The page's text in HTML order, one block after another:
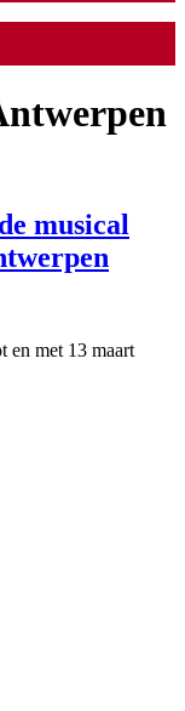
musical
en met 13 maart